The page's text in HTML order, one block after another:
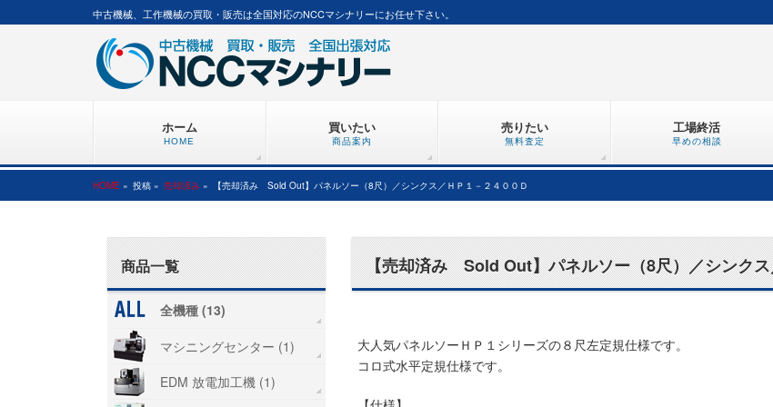
中古機械、工作機械の買取・販売は全国対応のNCCマシナリーにお任せ下さい。
ホーム
HOME
買いたい
商品案内
売りたい
無料査定
工場終活
早めの相談
HOME » 投稿 » 売却済み » 【売却済み Sold Out】パネルソー（8尺）／シンクス／ＨＰ１－２４００Ｄ
【売却済み Sold Out】パネルソー（8尺）／シンク
大人気パネルソーＨＰ１シリーズの８尺左定規仕様です。
コロ式水平定規仕様です。
商品一覧
全機種 (13)
マシニングセンター (1)
EDM 放電加工機 (1)